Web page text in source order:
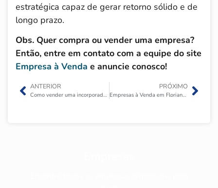
estratégica capaz de gerar retorno sólido e de
longo prazo.
Obs. Quer compra ou vender uma empresa?
Então, entre em contato com a equipe do site
Empresa à Venda e anuncie conosco!
ANTERIOR
Como vender uma incorporadora especializada em imóveis de alto padrão?
PRÓXIMO
Empresas à Venda em Florianópolis SC